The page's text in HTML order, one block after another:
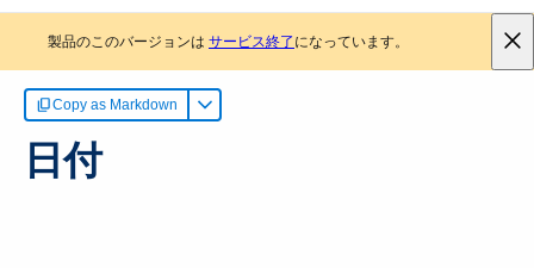
製品のこのバージョンは サービス終了になっています。
Copy as Markdown
日付